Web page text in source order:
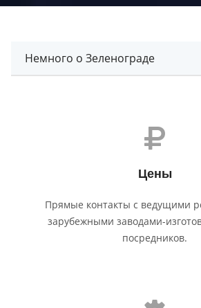
Немного о Зеленограде
Цены
Прямые контакты с ведущими
зарубежными заводами-
посредников.